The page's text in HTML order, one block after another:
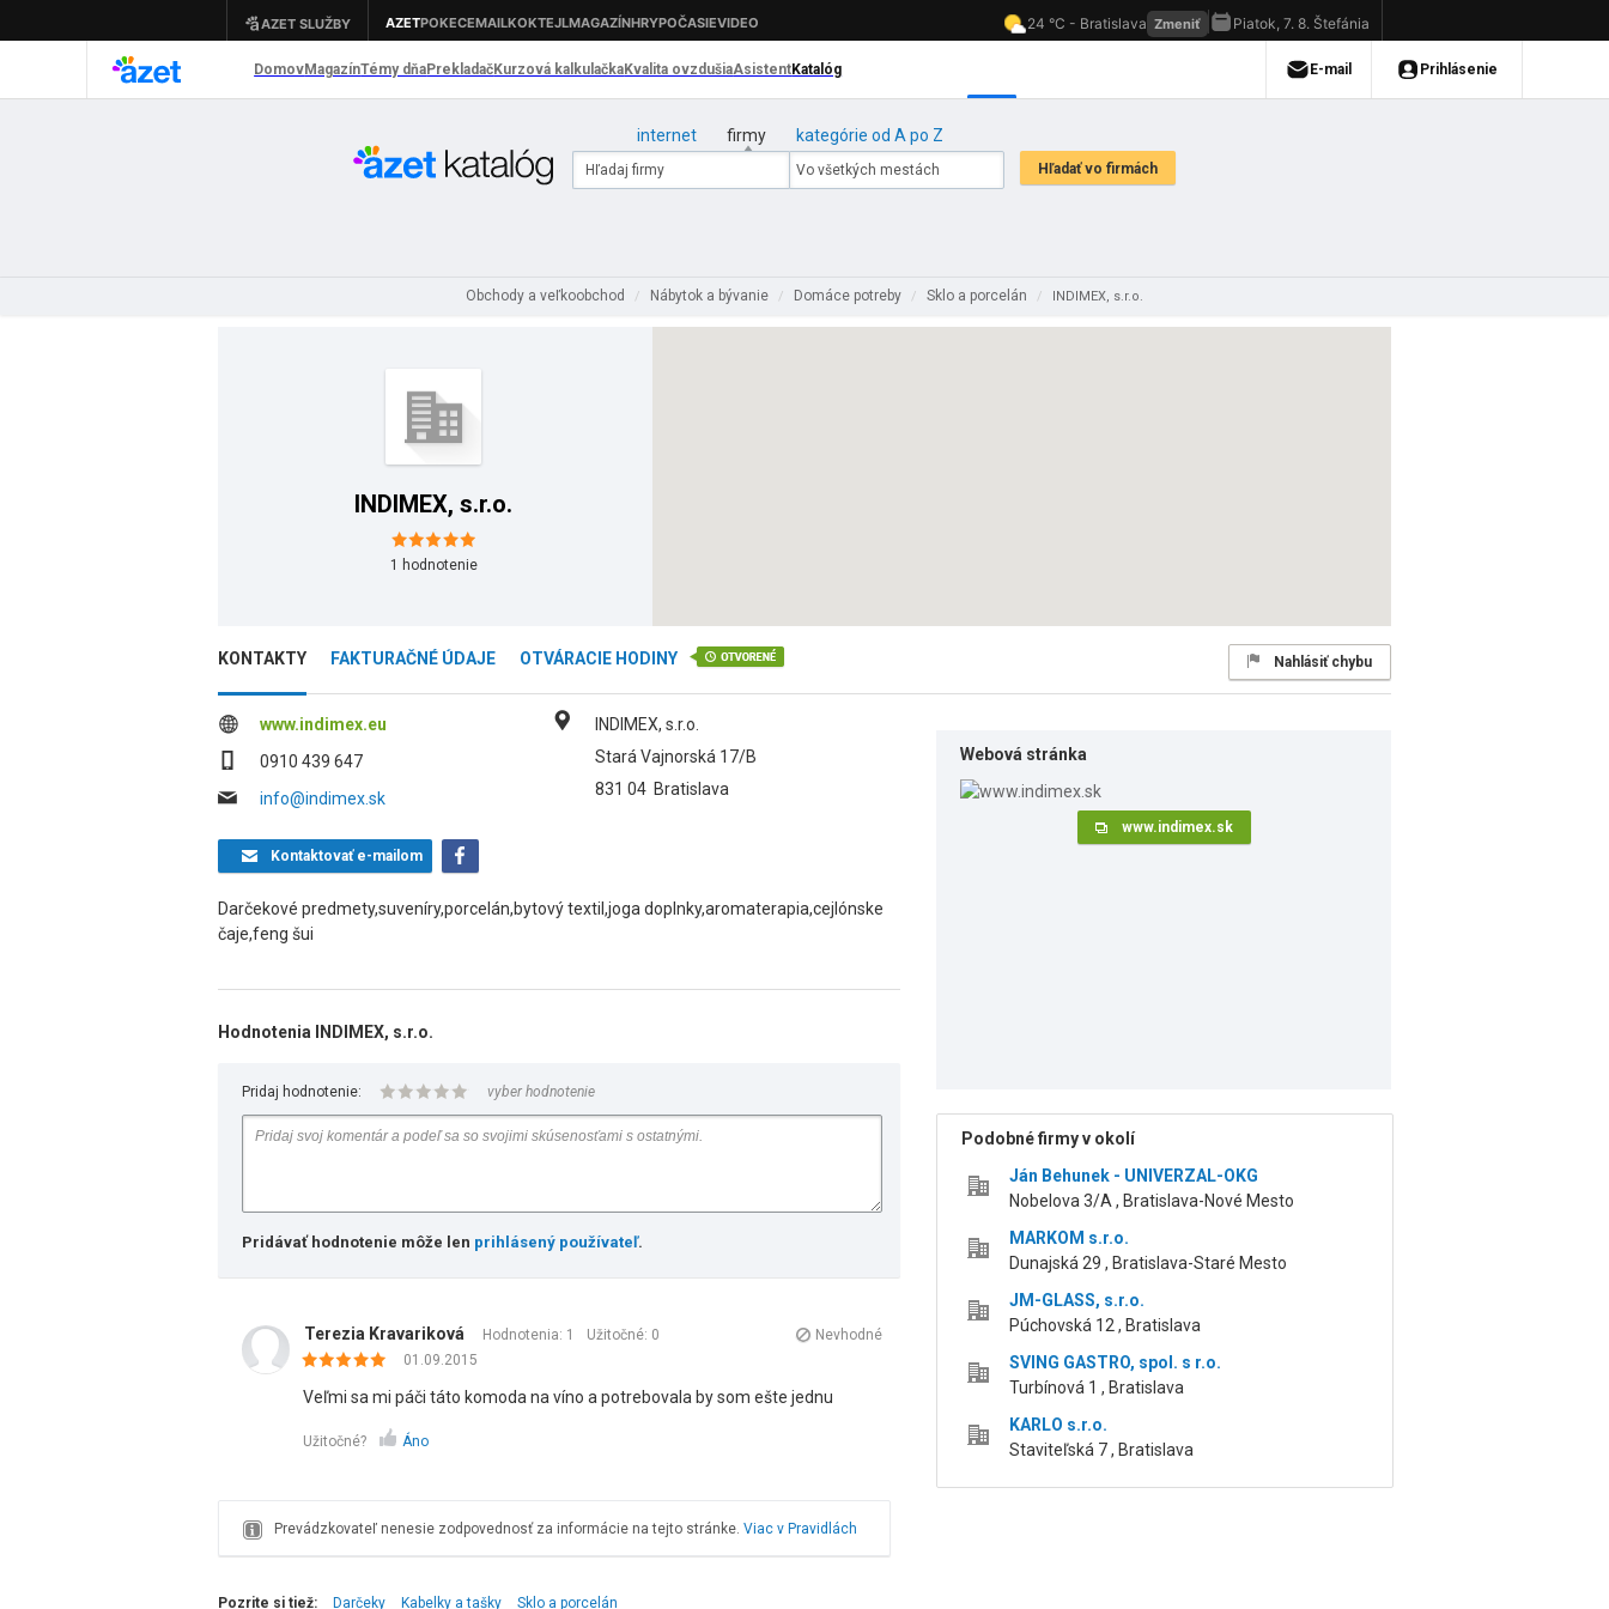
internet firmy kategórie od A po Z
Obchody a veľkoobchod / Nábytok a bývanie / Domáce potreby / Sklo a porcelán / INDIMEX, s.r.o.
INDIMEX, s.r.o.
1 hodnotenie
KONTAKTY FAKTURAČNÉ ÚDAJE OTVÁRACIE HODINY Nahlásiť chybu
www.indimex.eu
0910 439 647
info@indimex.sk
INDIMEX, s.r.o.
Stará Vajnorská 17/B
831 04 Bratislava
Kontaktovaťe-mailom
Darčekové predmety,suveníry,porcelán,bytový textil,joga doplnky,aromaterapia,cejlónske
čaje,feng šui
Hodnotenia INDIMEX, s.r.o.
Pridaj hodnotenie: vyber hodnotenie
Pridávať hodnotenie môže len prihlásený používateľ.
Terezia Kravariková Hodnotenia: 1 Užitočné: 0
Nevhodné
01.09.2015
Veľmi sa mi páči táto komoda na víno a potrebovala by som ešte jednu
Užitočné? Áno
Prevádzkovateľ nenesie zodpovednosť za informácie na tejto stránke. Viac v Pravidlách
Webová stránka
www.indimex.sk
Podobné firmy v okolí
Ján Behunek - UNIVERZAL-OKG
Nobelova 3/A , Bratislava-Nové Mesto
MARKOM s.r.o.
Dunajská 29 , Bratislava-Staré Mesto
JM-GLASS, s.r.o.
Púchovská 12 , Bratislava
SVING GASTRO, spol. s r.o.
Turbínová 1 , Bratislava
KARLO s.r.o.
Staviteľská 7 , Bratislava
Pozrite si tiež: Darčeky Kabelky a tašky Sklo a porcelán